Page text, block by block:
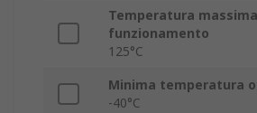
Temperatura
funzionamento
125°C
Minima temperatura
-40°C